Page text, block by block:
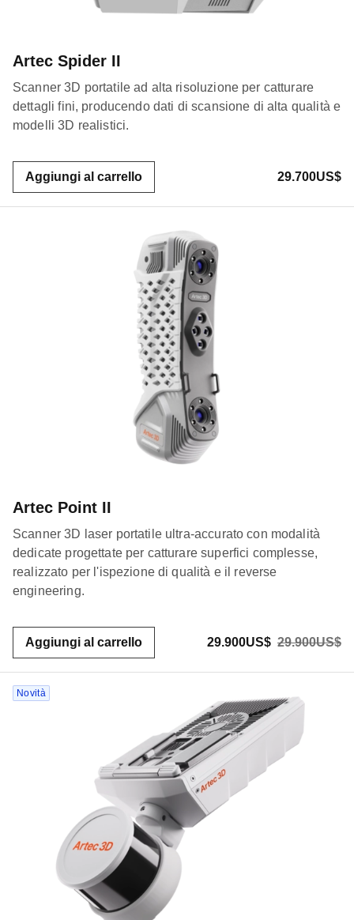
Artec Spider II
Scanner 3D portatile ad alta risoluzione per catturare
dettagli fini, producendo dati di scansione di alta qualità e
modelli 3D realistici.
Aggiungi al carrello 29.700US$
Artec Point II
Scanner 3D laser portatile ultra-accurato con modalità
dedicate progettate per catturare superfici complesse,
realizzato per l'ispezione di qualità e il reverse
engineering.
Aggiungi al carrello 29.900US$ 29.900US$
Novità